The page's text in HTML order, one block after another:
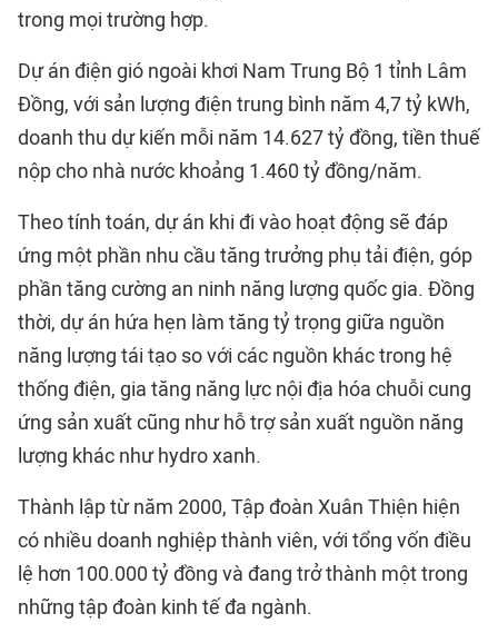
trong mọi trường hợp.
Dự án điện gió ngoài khơi Nam Trung Bộ 1 tỉnh Lâm
Đồng, với sản lượng điện trung bình năm 4,7 tỷ kWh,
doanh thu dự kiến mỗi năm 14.627 tỷ đồng, tiền thuế
nộp cho nhà nước khoảng 1.460 tỷ đồng/năm.
Theo tính toán, dự án khi đi vào hoạt động sẽ đáp
ứng một phần nhu cầu tăng trưởng phụ tải điện, góp
phần tăng cường an ninh năng lượng quốc gia. Đồng
thời, dự án hứa hẹn làm tăng tỷ trọng giữa nguồn
năng lượng tái tạo so với các nguồn khác trong hệ
thống điện, gia tăng năng lực nội địa hóa chuỗi cung
ứng sản xuất cũng như hỗ trợ sản xuất nguồn năng
lượng khác như hydro xanh.
Thành lập từ năm 2000, Tập đoàn Xuân Thiện hiện
có nhiều doanh nghiệp thành viên, với tổng vốn điều
lệ hơn 100.000 tỷ đồng và đang trở thành một trong
những tập đoàn kinh tế đa ngành.